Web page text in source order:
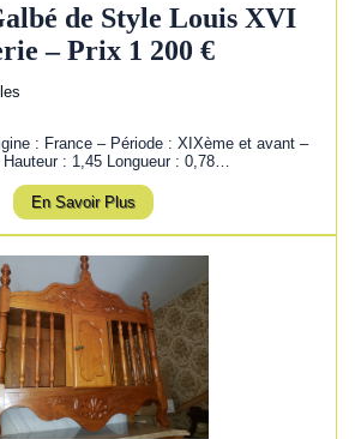
de Style Louis XVI
– Prix 1 200 €
: France – Période : XIXème et avant –
: 1,45 Longueur : 0,78…
En Savoir Plus